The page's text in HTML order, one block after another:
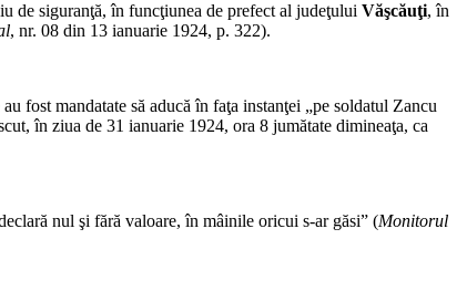
de siguranţă, în funcţiunea de prefect al judeţului Văşcăuţi, în
, nr. 08 din 13 ianuarie 1924, p. 322).
fost mandatate să aducă în faţa instanţei „pe soldatul Zancu
în ziua de 31 ianuarie 1924, ora 8 jumătate dimineaţa, ca
nul şi fără valoare, în mâinile oricui s-ar găsi” (Monitorul